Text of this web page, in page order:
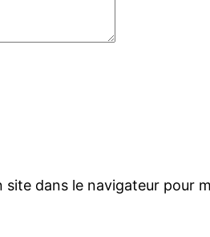
dans le navigateur pour